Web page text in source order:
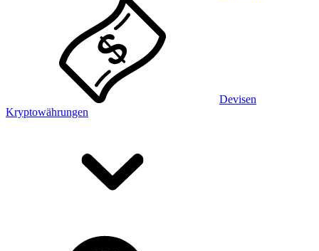
Devisen
Kryptowährungen